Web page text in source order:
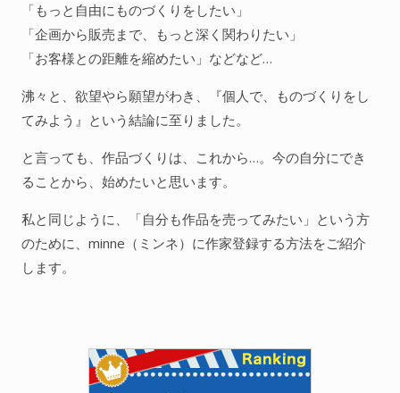
「もっと自由にものづくりをしたい」
「企画から販売まで、もっと深く関わりたい」
「お客様との距離を縮めたい」などなど…
沸々と、欲望やら願望がわき、『個人で、ものづくりをし
てみよう』という結論に至りました。
と言っても、作品づくりは、これから…。今の自分にでき
ることから、始めたいと思います。
私と同じように、「自分も作品を売ってみたい」という方
のために、minne（ミンネ）に作家登録する方法をご紹介
します。